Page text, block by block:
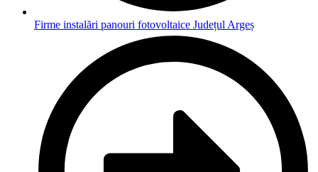
Firme instalări panouri fotovoltaice Județul Argeș